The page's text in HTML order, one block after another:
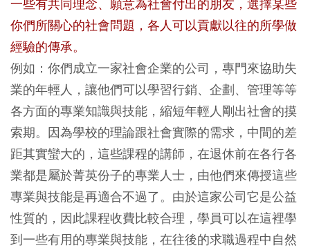
一些有共同理念、願意為社會付出的朋友，選擇某些
你們所關心的社會問題，各人可以貢獻以往的所學做
經驗的傳承。
例如：你們成立一家社會企業的公司，專門來協助失
業的年輕人，讓他們可以學習行銷、企劃、管理等等
各方面的專業知識與技能，縮短年輕人剛出社會的摸
索期。因為學校的理論跟社會實際的需求，中間的差
距其實蠻大的，這些課程的講師，在退休前在各行各
業都是屬於菁英份子的專業人士，由他們來傳授這些
專業與技能是再適合不過了。由於這家公司它是公益
性質的，因此課程收費比較合理，學員可以在這裡學
到一些有用的專業與技能，在往後的求職過程中自然